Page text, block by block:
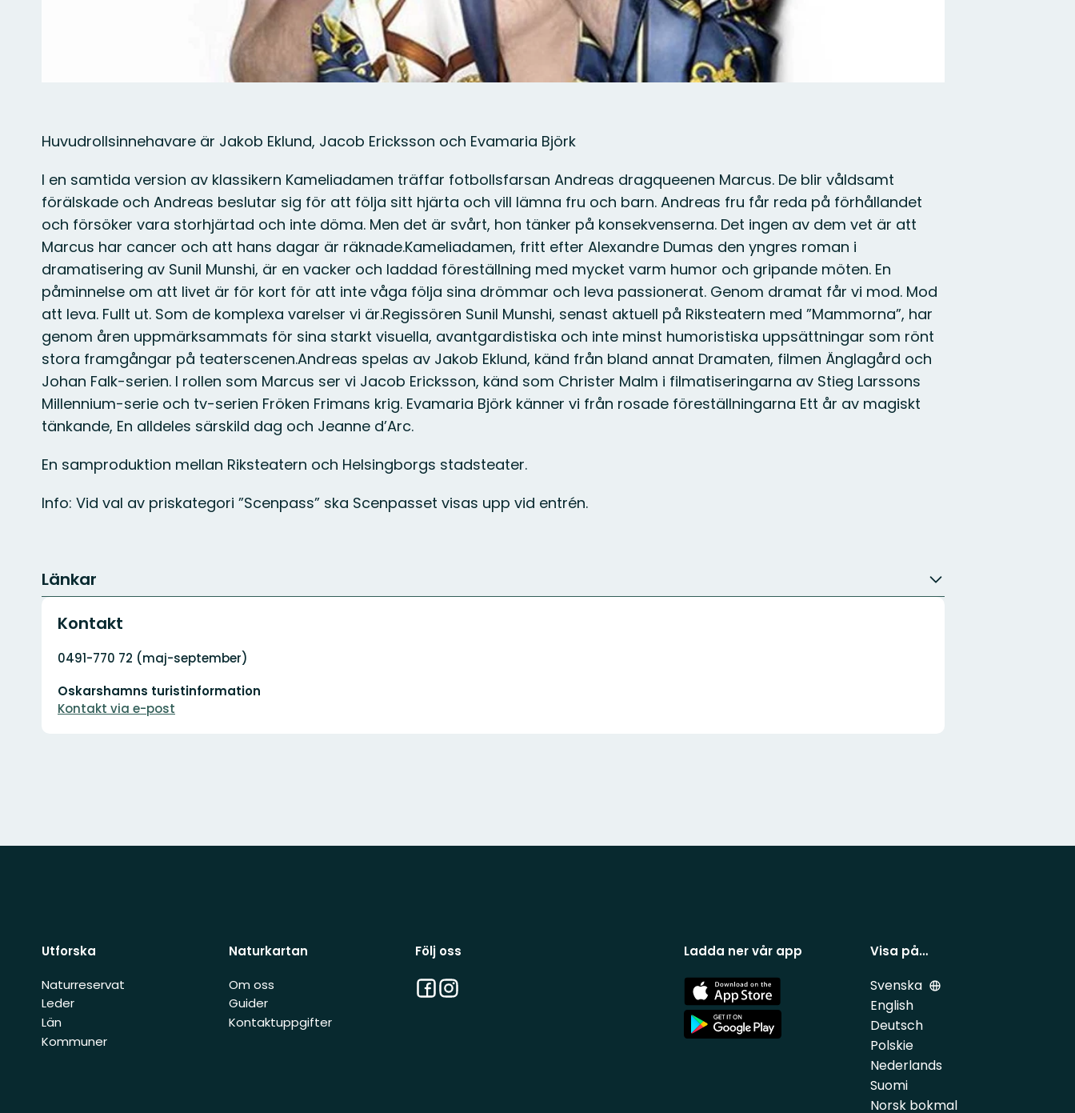
Huvudrollsinnehavare är Jakob Eklund, Jacob Ericksson och Evamaria Björk
I en samtida version av klassikern Kameliadamen träffar fotbollsfarsan Andreas dragqueenen Marcus. De blir våldsamt
förälskade och Andreas beslutar sig för att följa sitt hjärta och vill lämna fru och barn. Andreas fru får reda på förhållandet
och försöker vara storhjärtad och inte döma. Men det är svårt, hon tänker på konsekvenserna. Det ingen av dem vet är att
Marcus har cancer och att hans dagar är räknade.Kameliadamen, fritt efter Alexandre Dumas den yngres roman i
dramatisering av Sunil Munshi, är en vacker och laddad föreställning med mycket varm humor och gripande möten. En
påminnelse om att livet är för kort för att inte våga följa sina drömmar och leva passionerat. Genom dramat får vi mod. Mod
att leva. Fullt ut. Som de komplexa varelser vi är.Regissören Sunil Munshi, senast aktuell på Riksteatern med ”Mammorna”, har
genom åren uppmärksammats för sina starkt visuella, avantgardistiska och inte minst humoristiska uppsättningar som rönt
stora framgångar på teaterscenen.Andreas spelas av Jakob Eklund, känd från bland annat Dramaten, filmen Änglagård och
Johan Falk-serien. I rollen som Marcus ser vi Jacob Ericksson, känd som Christer Malm i filmatiseringarna av Stieg Larssons
Millennium-serie och tv-serien Fröken Frimans krig. Evamaria Björk känner vi från rosade föreställningarna Ett år av magiskt
tänkande, En alldeles särskild dag och Jeanne d’Arc.
En samproduktion mellan Riksteatern och Helsingborgs stadsteater.
Info: Vid val av priskategori ”Scenpass” ska Scenpasset visas upp vid entrén.
Länkar
Kontakt
Adress
0491-770 72 (maj-september)
postadress
Oskarshamns turistinformation
Kontakt via e-post
Utforska
Naturreservat
Leder
Län
Kommuner
Naturkartan
Om oss
Guider
Kontaktuppgifter
Följ oss
Facebook
Instagram
Ladda ner vår app
App
Store
App
Store
Visa på…
Svenska
English
Deutsch
Polskie
Nederlands
Suomi
Norsk bokmal